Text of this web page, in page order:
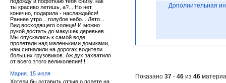
ты красиво летишь, а?... Но нет,
конечно, подарила - наслаждайся!
Раннее утро... голубое небо... Лето...
Вид восходящего солнца! И можно
рукой достать до макушек деревьев.
Мы опускались к самой воде,
пролетали над маленькими домиками,
нам сигналили на дорогах водители
больших грузовиков. Аж дух захватило
от всего этого великолепия!!!
Мария. 15 июля
Хотели бы оставить отзыв о полете на
Дополнительная
Показано 37 - 46 из 46